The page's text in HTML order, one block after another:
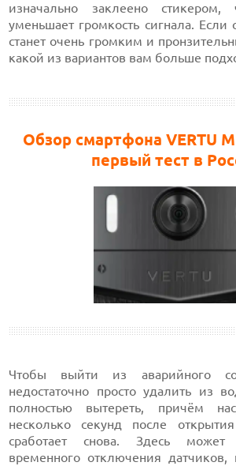
изначально заклеено стикером,
уменьшает громкость сигнала. Если
станет очень громким и
какой из вариантов вам больше
Обзор смартфона VERTU
первый тест в
Чтобы выйти из аварийного
недостаточно просто удалить из
полностью вытереть, причём
несколько секунд после
сработает снова. Здесь
временного отключения датчиков,